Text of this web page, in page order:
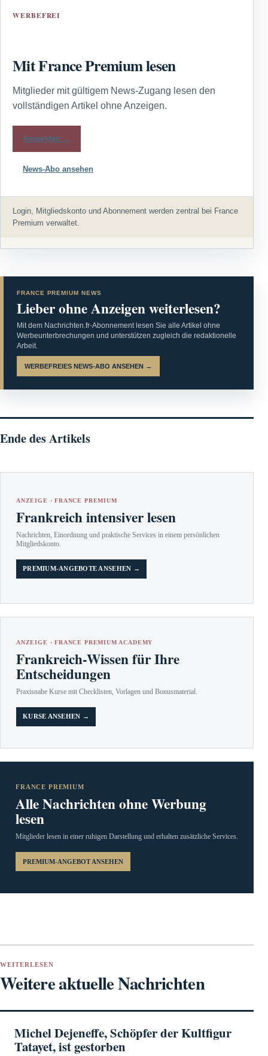
WERBEFREI
Mit France Premium lesen
Mitglieder mit gültigem News-Zugang lesen den
vollständigen Artikel ohne Anzeigen.
Anmelden →
News-Abo ansehen
Login, Mitgliedskonto und Abonnement werden zentral bei France
Premium verwaltet.
FRANCE PREMIUM NEWS
Lieber ohne Anzeigen weiterlesen?
Mit dem Nachrichten.fr-Abonnement lesen Sie alle Artikel ohne
Werbeunterbrechungen und unterstützen zugleich die redaktionelle
Arbeit.
WERBEFREIES NEWS-ABO ANSEHEN →
Ende des Artikels
ANZEIGE · FRANCE PREMIUM
Frankreich intensiver lesen
Nachrichten, Einordnung und praktische Services in einem persönlichen
Mitgliedskonto.
PREMIUM-ANGEBOTE ANSEHEN →
ANZEIGE · FRANCE PREMIUM ACADEMY
Frankreich-Wissen für Ihre
Entscheidungen
Praxisnahe Kurse mit Checklisten, Vorlagen und Bonusmaterial.
KURSE ANSEHEN →
FRANCE PREMIUM
Alle Nachrichten ohne Werbung
lesen
Mitglieder lesen in einer ruhigen Darstellung und erhalten zusätzliche Services.
PREMIUM-ANGEBOT ANSEHEN
WEITERLESEN
Weitere aktuelle Nachrichten
Michel Dejeneffe, Schöpfer der Kultfigur
Tatayet, ist gestorben